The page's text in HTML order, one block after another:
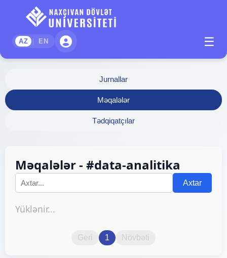
AZ | EN ☰
Jurnallar
Məqalələr
Tədqiqatçılar
Məqalələr - #data-analitika
Axtar
Yüklənir...
Geri 1 Növbəti